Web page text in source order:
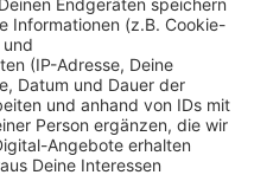
eine Botschaft an die
Sie da nicht mit!“
Rundgänge
laut
senden: Erstens,
gegenüber